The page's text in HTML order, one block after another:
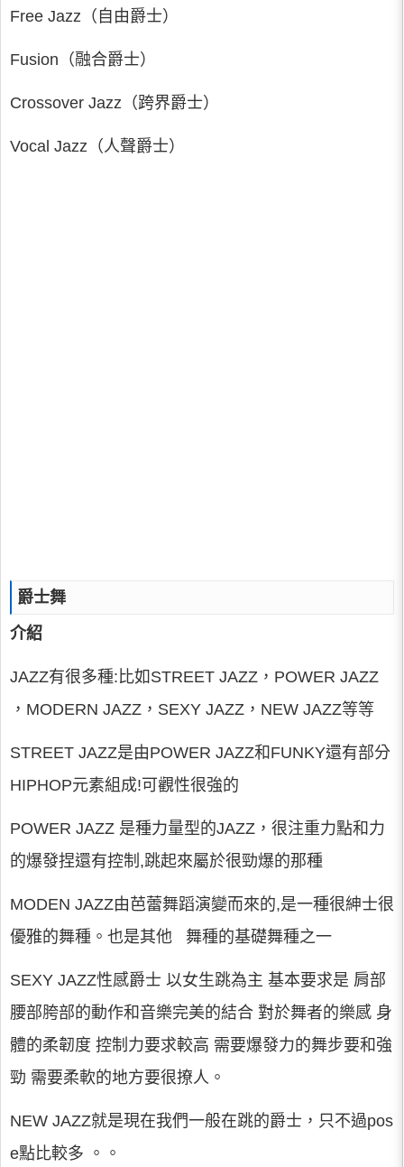
Free Jazz（自由爵士）
Fusion（融合爵士）
Crossover Jazz（跨界爵士）
Vocal Jazz（人聲爵士）
爵士舞
介紹
JAZZ有很多種:比如STREET JAZZ，POWER JAZZ
，MODERN JAZZ，SEXY JAZZ，NEW JAZZ等等
STREET JAZZ是由POWER JAZZ和FUNKY還有部分
HIPHOP元素組成!可觀性很強的
POWER JAZZ 是種力量型的JAZZ，很注重力點和力
的爆發捏還有控制,跳起來屬於很勁爆的那種
MODEN JAZZ由芭蕾舞蹈演變而來的,是一種很紳士很
優雅的舞種。也是其他 舞種的基礎舞種之一
SEXY JAZZ性感爵士 以女生跳為主 基本要求是 肩部
腰部胯部的動作和音樂完美的結合 對於舞者的樂感 身
體的柔韌度 控制力要求較高 需要爆發力的舞步要和強
勁 需要柔軟的地方要很撩人。
NEW JAZZ就是現在我們一般在跳的爵士，只不過pos
e點比較多 。。